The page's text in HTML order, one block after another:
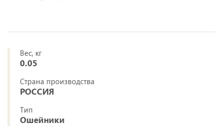
Вес, кг
0.05
Страна производства
РОССИЯ
Тип
Ошейники